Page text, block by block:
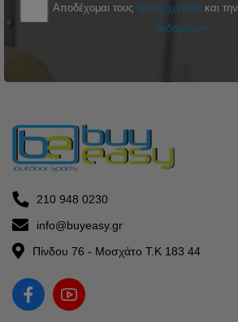
Αποδέχομαι τους όρους χρήσης και την
δεδομένων
210 948 0230
info@buyeasy.gr
Πίνδου 76 - Μοσχάτο Τ.Κ 183 44